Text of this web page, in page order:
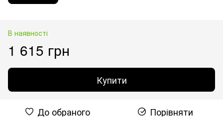
В наявності
1 615 грн
Купити
До обраного Порівняти